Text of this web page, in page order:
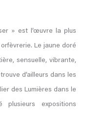
» est l’œuvre la plus
Le jaune doré
sensuelle, vibrante,
d’ailleurs dans les
des Lumières dans le
plusieurs expositions